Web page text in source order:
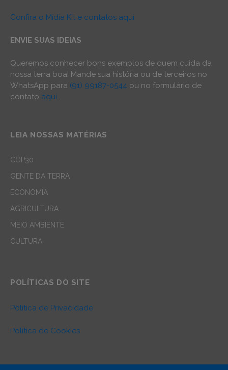
Confira o Mídia Kit e contatos aqui
ENVIE SUAS IDEIAS
Queremos conhecer bons exemplos de quem cuida da
nossa terra boa! Mande sua história ou de terceiros no
WhatsApp para (91) 99187-0544 ou no formulário de
contato aqui.
LEIA NOSSAS MATÉRIAS
COP30
GENTE DA TERRA
ECONOMIA
AGRICULTURA
MEIO AMBIENTE
CULTURA
POLÍTICAS DO SITE
Política de Privacidade
Política de Cookies